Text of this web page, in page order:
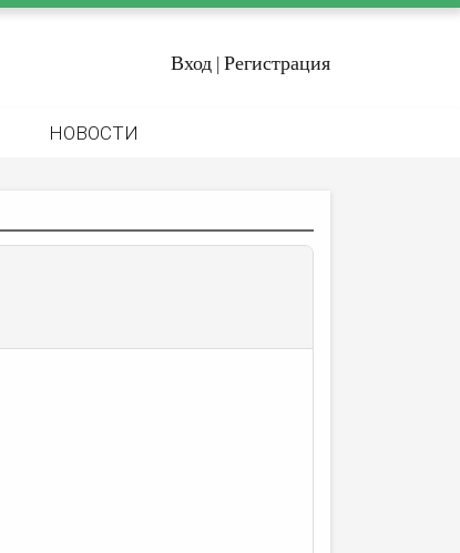
Вход | Регистрация
НОВОСТИ